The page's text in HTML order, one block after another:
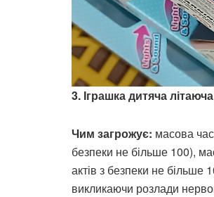
3. Іграшка дитяча
Чим загрожує: масова
безпеки не більше 100),
актів з безпеки не більше
викликаючи розлади